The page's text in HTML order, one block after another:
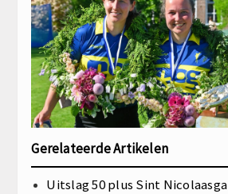
Gerelateerde Artikelen
Uitslag 50 plus Sint Nicolaasga